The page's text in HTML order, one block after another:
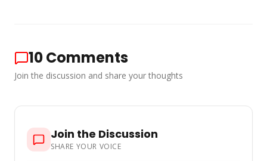
10Comments
Join the discussion and share your thoughts
Join the Discussion
SHARE YOUR VOICE